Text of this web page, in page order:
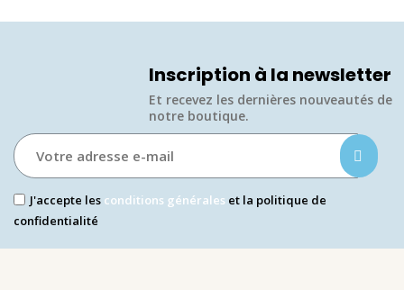
Inscription à la newsletter
Et recevez les dernières nouveautés de
notre boutique.​
J'accepte les conditions générales et la politique de
confidentialité